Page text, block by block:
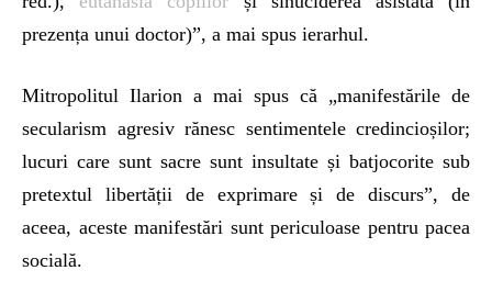
prezența unui doctor)”, a mai spus ierarhul.
Mitropolitul Ilarion a mai spus că „manifestările de
secularism agresiv rănesc sentimentele credincioșilor;
lucuri care sunt sacre sunt insultate și batjocorite sub
pretextul libertății de exprimare și de discurs”, de
aceea, aceste manifestări sunt periculoase pentru pacea
socială.